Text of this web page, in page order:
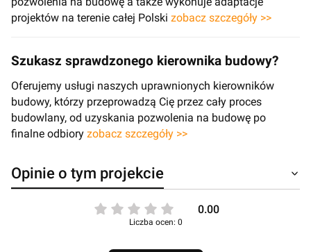
projektów na terenie całej Polski zobacz szczegóły >>
Szukasz sprawdzonego kierownika budowy?
Oferujemy usługi naszych uprawnionych kierowników
budowy, którzy przeprowadzą Cię przez cały proces
budowlany, od uzyskania pozwolenia na budowę po
finalne odbiory zobacz szczegóły >>
Opinie o tym projekcie
0.00
Liczba ocen: 0